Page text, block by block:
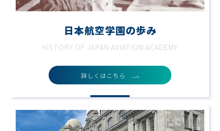
日本航空学園の歩み
HISTORY OF JAPAN AVIATION ACADEMY
詳しくはこちら